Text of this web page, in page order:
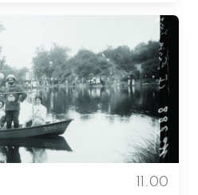
11.00